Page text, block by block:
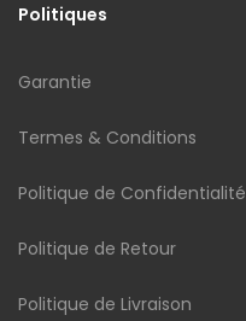
Politiques
Garantie
Termes & Conditions
Politique de Confidentialité
Politique de Retour
Politique de Livraison